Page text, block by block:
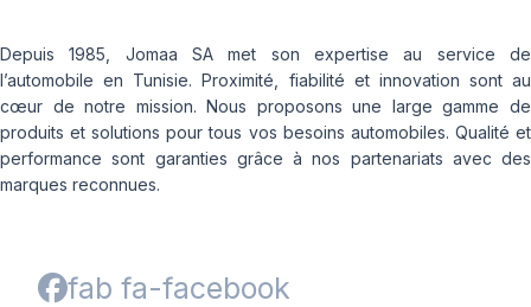
Depuis 1985, Jomaa SA met son expertise au service de
l’automobile en Tunisie. Proximité, fiabilité et innovation sont au
cœur de notre mission. Nous proposons une large gamme de
produits et solutions pour tous vos besoins automobiles. Qualité et
performance sont garanties grâce à nos partenariats avec des
marques reconnues.
fab fa-facebook